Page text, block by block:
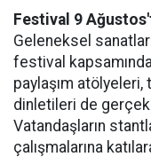
Festival 9
Geleneksel
festival
paylaşım
dinletileri de
Vatandaşların
çalışmalarına